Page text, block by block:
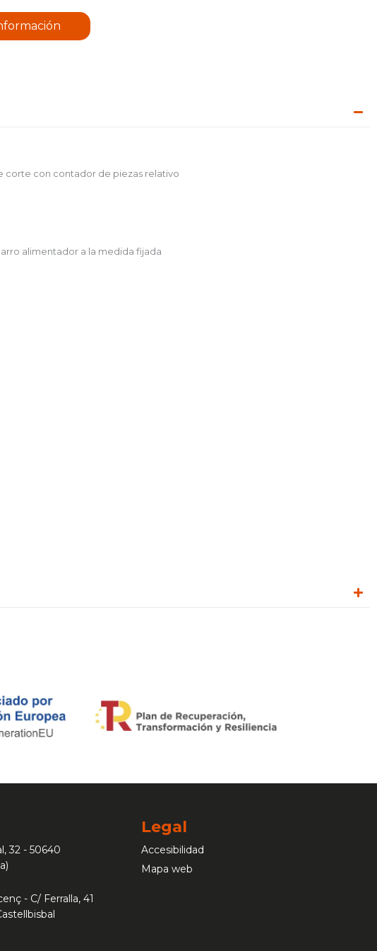
corte con contador de piezas relativo
alimentador a la medida fijada
32 - 50640
- C/ Ferralla, 41
Legal
Accesibilidad
Mapa web